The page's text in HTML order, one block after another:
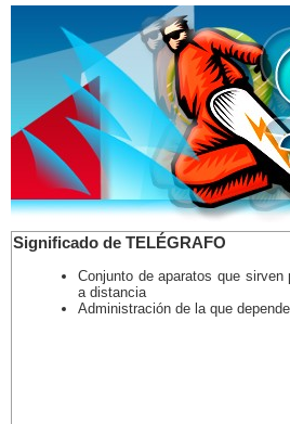
Significado de TELÉGRAFO
Conjunto de aparatos que
a distancia
Administración de la que